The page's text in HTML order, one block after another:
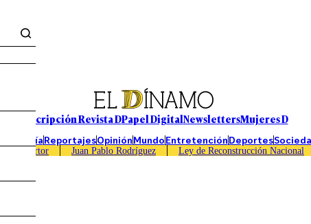
Suscripción Revista DPapel DigitalNewslettersMujeres D
EconomíaReportajesOpiniónMundoEntretenciónDeportes
Caso Sartor Juan Pablo Rodríguez Ley de Reconstrucción Nacional